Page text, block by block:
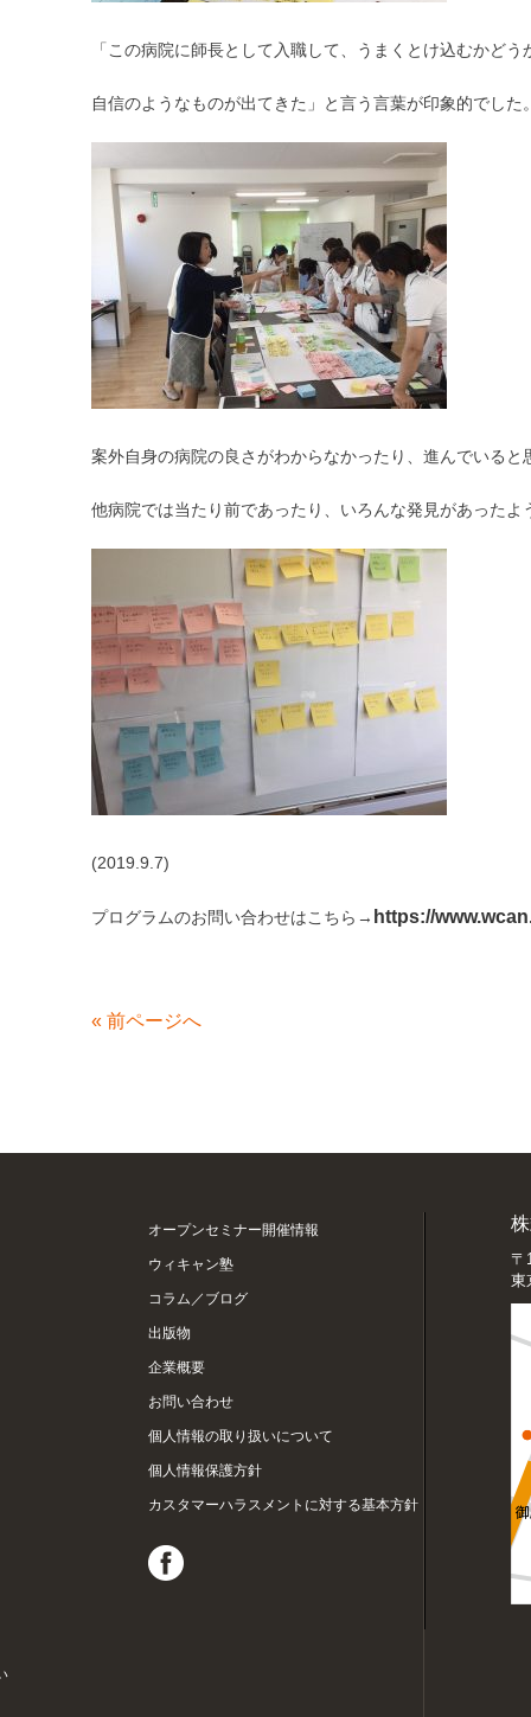
「この病院に師長として入職して、うまくとけ込むかどう
自信のようなものが出てきた」と言う言葉が印象的でした。
案外自身の病院の良さがわからなかったり、進んでいると
他病院では当たり前であったり、いろんな発見があったよ
(2019.9.7)
プログラムのお問い合わせはこちら→ https://
« 前ページへ
オープンセミナー開催情報
ウィキャン塾
コラム／ブログ
出版物
企業概要
お問い合わせ
個人情報の取り扱いについて
個人情報保護方針
カスタマーハラスメントに対する基本方針
〒
東